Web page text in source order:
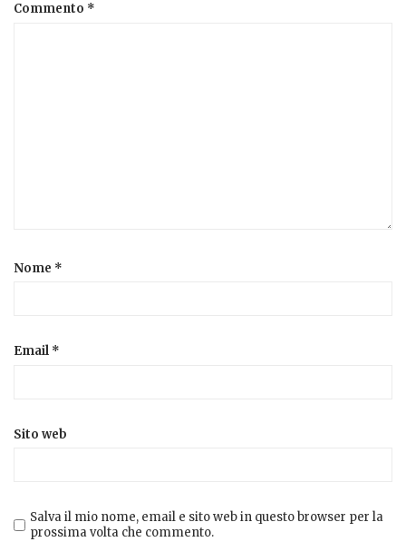
Commento *
Nome *
Email *
Sito web
Salva il mio nome, email e sito web in questo browser per la
prossima volta che commento.